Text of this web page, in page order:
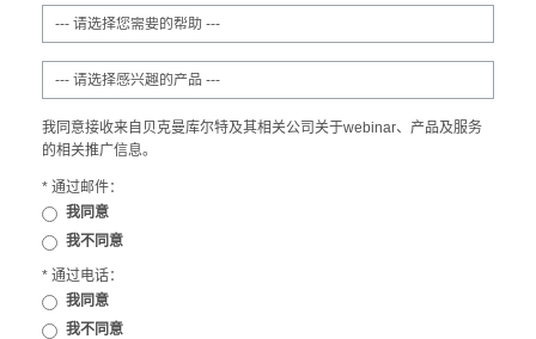
我同意接收来自贝克曼库尔特及其相关公司关于webinar、产品及服务
的相关推广信息。
* 通过邮件：
我同意
我不同意
* 通过电话：
我同意
我不同意